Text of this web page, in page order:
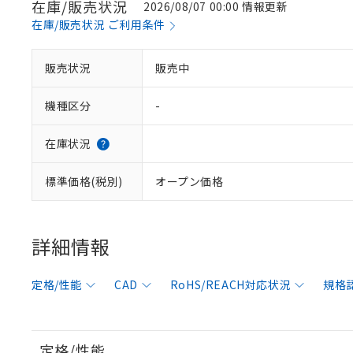
在庫/販売状況
2026/08/07 00:00 情報更新
在庫/販売状況 ご利用条件
販売状況 販売中
機種区分 -
在庫状況
標準価格(税別) オープン価格
詳細情報
定格/性能 CAD RoHS/REACH対応状況 規格